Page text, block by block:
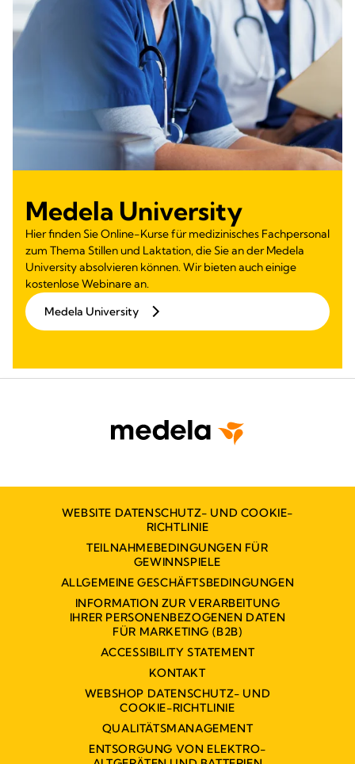
Medela University
Hier finden Sie Online-Kurse für medizinisches Fachpersonal
zum Thema Stillen und Laktation, die Sie an der Medela
University absolvieren können. Wir bieten auch einige
kostenlose Webinare an.
Medela University
WEBSITE DATENSCHUTZ- UND COOKIE-
RICHTLINIE
TEILNAHMEBEDINGUNGEN FÜR
GEWINNSPIELE
ALLGEMEINE GESCHÄFTSBEDINGUNGEN
INFORMATION ZUR VERARBEITUNG
IHRER PERSONENBEZOGENEN DATEN
FÜR MARKETING (B2B)
ACCESSIBILITY STATEMENT
KONTAKT
WEBSHOP DATENSCHUTZ- UND
COOKIE-RICHTLINIE
QUALITÄTSMANAGEMENT
ENTSORGUNG VON ELEKTRO-